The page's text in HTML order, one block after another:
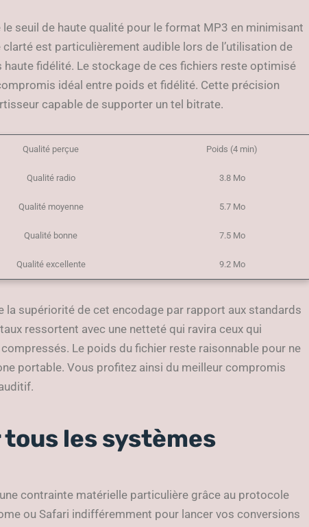
seuil de haute qualité pour le format MP3 en minimisant
est particulièrement audible lors de l’utilisation de
haute fidélité. Le stockage de ces fichiers reste optimisé
idéal entre poids et fidélité. Cette précision
capable de supporter un tel bitrate.
Qualité perçue Poids (4 min)
Qualité radio 3.8 Mo
Qualité moyenne 5.7 Mo
Qualité bonne 7.5 Mo
Qualité excellente 9.2 Mo
la supériorité de cet encodage par rapport aux standards
ressortent avec une netteté qui ravira ceux qui
Le poids du fichier reste raisonnable pour ne
portable. Vous profitez ainsi du meilleur compromis
les systèmes
contrainte matérielle particulière grâce au protocole
ou Safari indifféremment pour lancer vos conversions